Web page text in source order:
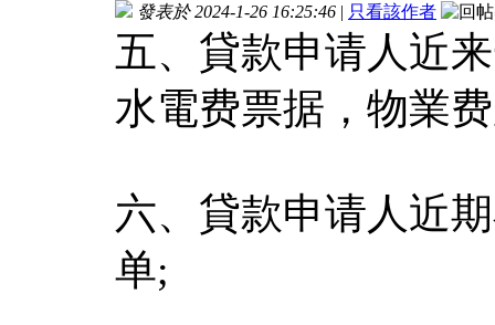
發表於 2024-1-26 16:25:46 | 只看該作者
五、貸款申请人近
水電费票据，物業
六、貸款申请人近
单;